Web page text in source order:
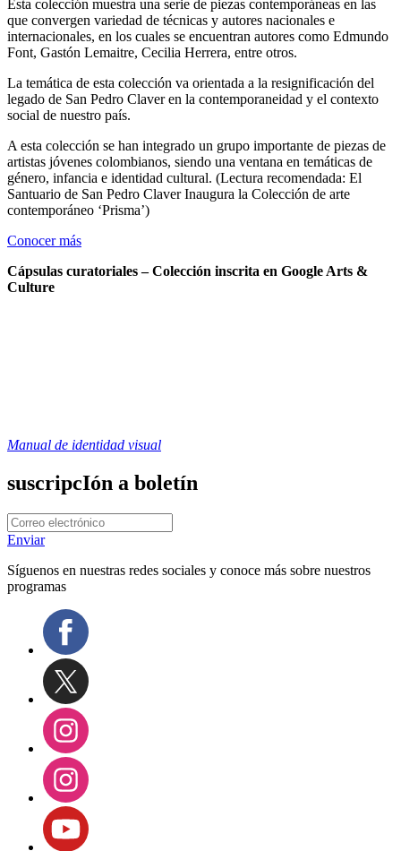
Esta colección muestra una serie de piezas contemporáneas en las
que convergen variedad de técnicas y autores nacionales e
internacionales, en los cuales se encuentran autores como Edmundo
Font, Gastón Lemaitre, Cecilia Herrera, entre otros.
La temática de esta colección va orientada a la resignificación del
legado de San Pedro Claver en la contemporaneidad y el contexto
social de nuestro país.
A esta colección se han integrado un grupo importante de piezas de
artistas jóvenes colombianos, siendo una ventana en temáticas de
género, infancia e identidad cultural. (Lectura recomendada: El
Santuario de San Pedro Claver Inaugura la Colección de arte
contemporáneo ‘Prisma’)
Conocer más
Cápsulas curatoriales – Colección inscrita en Google Arts &
Culture
Manual de identidad visual
suscripcIón a boletín
Enviar
Síguenos en nuestras redes sociales y conoce más sobre nuestros
programas